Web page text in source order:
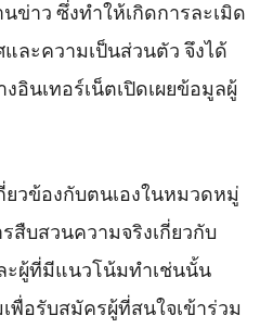
าว ซึ่งทำให้เกิดการละเมิด
ละความเป็นส่วนตัว จึงได้
อินเทอร์เน็ตเปิดเผยข้อมูลผู้
วข้องกับตนเองในหมวดหมู่
สืบสวนความจริงเกี่ยวกับ
ผู้ที่มีแนวโน้มทำเช่นนั้น
อรับสมัครผู้ที่สนใจเข้าร่วม